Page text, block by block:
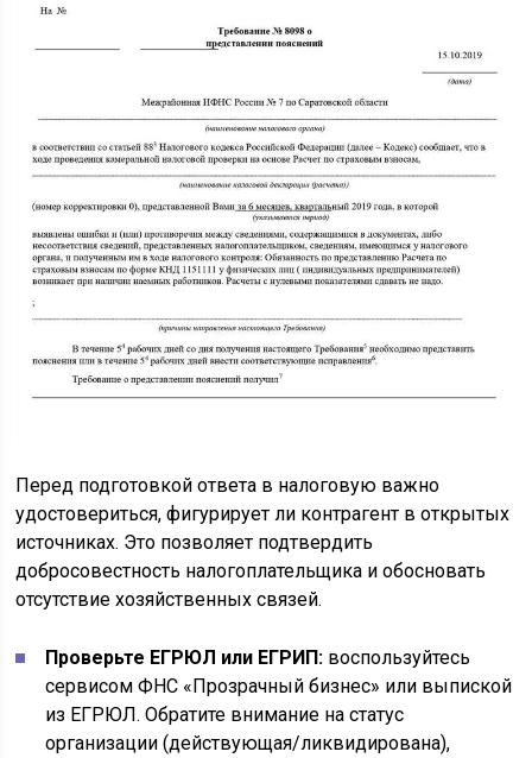
Перед подготовкой ответа в налоговую важно
удостовериться, фигурирует ли контрагент в открытых
источниках. Это позволяет подтвердить
добросовестность налогоплательщика и обосновать
отсутствие хозяйственных связей.
Проверьте ЕГРЮЛ или ЕГРИП: воспользуйтесь
сервисом ФНС «Прозрачный бизнес» или выпиской
из ЕГРЮЛ. Обратите внимание на статус
организации (действующая/ликвидирована),